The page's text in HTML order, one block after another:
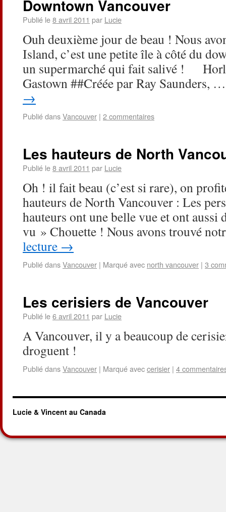
Downtown Vancouver
Publié le8 avril 2011 par Lucie
Ouh deuxième jour de beau ! Nous
Island, c’est une petite île à côté du
un supermarché qui fait salivé !
Gastown ##Créée par Ray Saunders,
→
Publié dansVancouver | 2 commentaires
Les hauteurs de North
Publié le8 avril 2011 par Lucie
Oh ! il fait beau (c’est si rare), on
hauteurs de North Vancouver : Les
hauteurs ont une belle vue et ont aussi
vu » Chouette ! Nous avons trouvé
lecture →
Publié dansVancouver | Marqué avec north vancouver | 3
Les cerisiers de Vancouver
Publié le6 avril 2011 par Lucie
A Vancouver, il y a beaucoup
droguent !
Publié dansVancouver | Marqué aveccerisier | 4
Lucie & Vincent au Canada